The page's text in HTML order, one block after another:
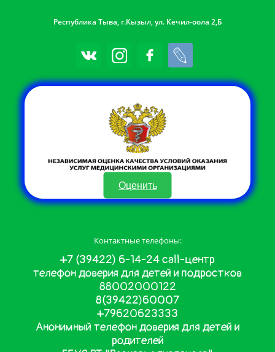
Республика Тыва, г.Кызыл, ул. Кечил-оола 2,Б
Оценить
Контактные телефоны:
+7 (39422) 6-14-24 call-центр
телефон доверия для детей и подростков
88002000122
8(39422)60007
+79620623333
Анонимный телефон доверия для детей и
родителей